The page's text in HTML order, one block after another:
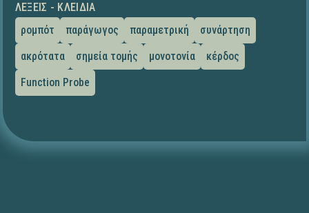
ΛΈΞΕΙΣ - ΚΛΕΙΔΙΆ
ρομπότ
παράγωγος παραμετρική
συνάρτηση
ακρότατα
σημεία τομής μονοτονία
κέρδος
Function Probe